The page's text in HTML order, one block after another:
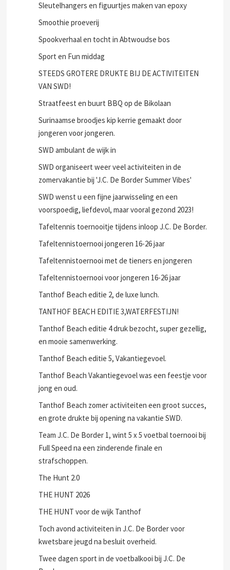
Sleutelhangers en figuurtjes maken van epoxy
Smoothie proeverij
Spookverhaal en tocht in Abtwoudse bos
Sport en Fun middag
STEEDS GROTERE DRUKTE BIJ DE ACTIVITEITEN
VAN SWD!
Straatfeest en buurt BBQ op de Bikolaan
Surinaamse broodjes kip kerrie gemaakt door
jongeren voor jongeren.
SWD ambulant de wijk in
SWD organiseert weer veel activiteiten in de
zomervakantie bij 'J.C. De Border Summer Vibes'
SWD wenst u een fijne jaarwisseling en een
voorspoedig, liefdevol, maar vooral gezond 2023!
Tafeltennis toernooitje tijdens inloop J.C. De Border.
Tafeltennistoernooi jongeren 16-26 jaar
Tafeltennistoernooi met de tieners en jongeren
Tafeltennistoernooi voor jongeren 16-26 jaar
Tanthof Beach editie 2, de luxe lunch.
TANTHOF BEACH EDITIE 3,WATERFESTIJN!
Tanthof Beach editie 4 druk bezocht, super gezellig,
en mooie samenwerking.
Tanthof Beach editie 5, Vakantiegevoel.
Tanthof Beach Vakantiegevoel was een feestje voor
jong en oud.
Tanthof Beach zomer activiteiten een groot succes,
en grote drukte bij opening na vakantie SWD.
Team J.C. De Border 1, wint 5 x 5 voetbal toernooi bij
Full Speed na een zinderende finale en
strafschoppen.
The Hunt 2.0
THE HUNT 2026
THE HUNT voor de wijk Tanthof
Toch avond activiteiten in J.C. De Border voor
kwetsbare jeugd na besluit overheid.
Twee dagen sport in de voetbalkooi bij J.C. De